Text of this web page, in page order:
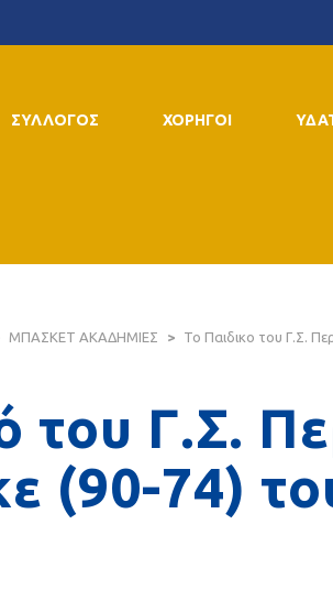
ΣΥΛΛΟΓΟΣ ΧΟΡΗΓΟΙ
ΜΠΑΣΚΕΤ ΑΚΑΔΗΜΙΕΣ > Το Παιδικο του Γ.Σ.
του Γ.Σ.
(90-74)